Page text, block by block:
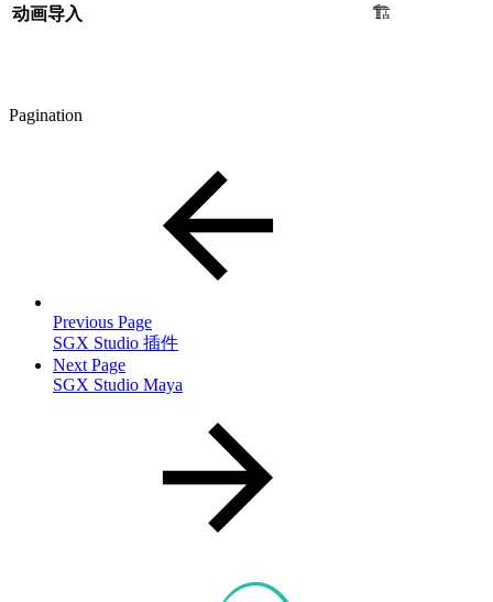
动画导入 🏗️
Pagination
Previous Page
SGX Studio 插件
Next Page
SGX Studio Maya